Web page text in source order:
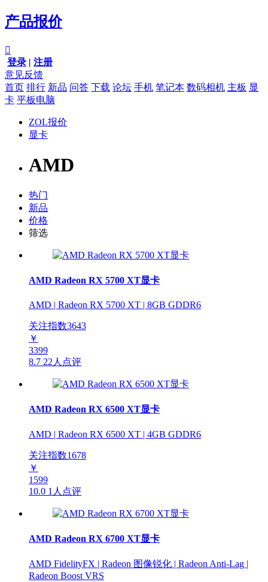
产品报价

登录 | 注册
意见反馈
首页 排行 新品 问答 下载 论坛 手机 笔记本 数码相机 主板 显
卡 平板电脑
ZOL报价
显卡
AMD
热门
新品
价格
筛选
AMD Radeon RX 5700 XT显卡
AMD | Radeon RX 5700 XT | 8GB GDDR6
关注指数3643
￥
3399
8.7 22人点评
AMD Radeon RX 6500 XT显卡
AMD | Radeon RX 6500 XT | 4GB GDDR6
关注指数1678
￥
1599
10.0 1人点评
AMD Radeon RX 6700 XT显卡
AMD FidelityFX | Radeon 图像锐化 | Radeon Anti-Lag |
Radeon Boost VRS